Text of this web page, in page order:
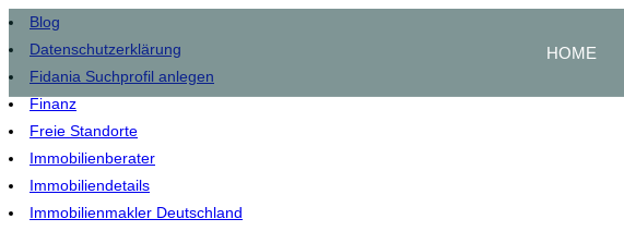
HOME
Blog
Datenschutzerklärung
Fidania Suchprofil anlegen
Finanz
Freie Standorte
Immobilienberater
Immobiliendetails
Immobilienmakler Deutschland